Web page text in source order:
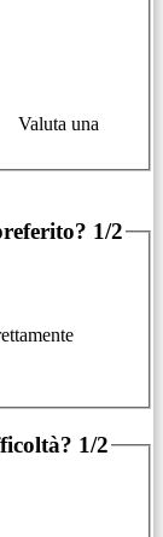
Valuta una
1/2
1/2